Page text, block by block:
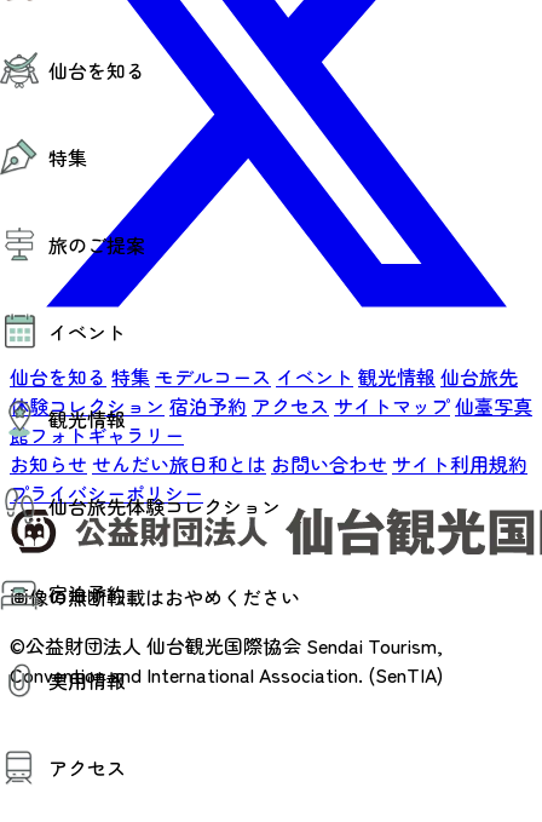
仙台夜時間
モデルコース
お得なチケット
仙台を知る
エリアガイド
復興に向けて
仙台観光PR動画ライブラリー
仙台から行く東北周遊旅
伝統的工芸品
特集
夜時間トピックス
旅のご提案
モデルコース
AIおまかせコース
みんなの旅行記
イベント
イベント情報
その他イベント情報（音楽・展示会）
スポーツ情報
コンベンション情報
観光情報
観光スポット
温泉
美味いもの
プロスポーツチーム・プロオーケストラ
仙台の銘品
仙台夜時間
宿泊施設
仙台観光マップ
仙台旅先体験コレクション
体験プログラム検索（予約）
体験トピックス
体験事業者
宿泊予約
宿泊予約
実用情報
お役立ち情報
アクセス
仙台を知る 特集 モデルコース イベント 観光情報 仙台旅先
体験コレクション 宿泊予約 アクセス サイトマップ仙臺写真
館フォトギャラリー
お知らせ せんだい旅日和とは お問い合わせ サイト利用規約
プライバシーポリシー
画像の無断転載はおやめください
©公益財団法人 仙台観光国際協会 Sendai Tourism,
Convention and International Association. (SenTIA)